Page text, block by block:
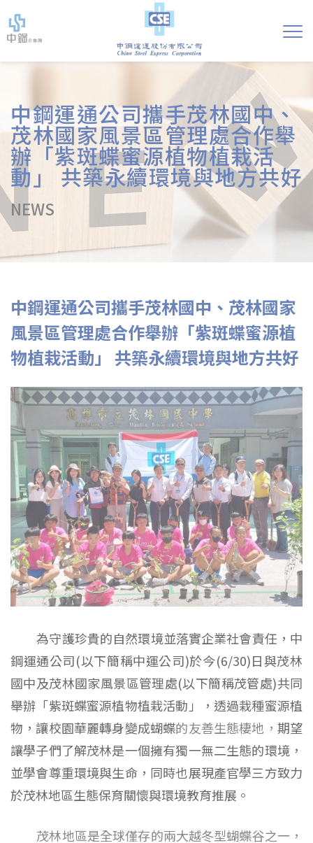
中鋼運通公司攜手茂林國中、
茂林國家風景區管理處合作舉
辦「紫斑蝶蜜源植物植栽活
動」 共築永續環境與地方共好
NEWS
中鋼運通公司攜手茂林國中、茂林國家
風景區管理處合作舉辦「紫斑蝶蜜源植
物植栽活動」 共築永續環境與地方共好
為守護珍貴的自然環境並落實企業社會責任，中
鋼運通公司(以下簡稱中運公司)於今(6/30)日與茂林
國中及茂林國家風景區管理處(以下簡稱茂管處)共同
舉辦「紫斑蝶蜜源植物植栽活動」，透過栽種蜜源植
物，讓校園華麗轉身變成蝴蝶的友善生態棲地， 期望
讓學子們了解茂林是一個擁有獨一無二生態的環境，
並學會尊重環境與生命，同時也展現產官學三方致力
於茂林地區生態保育關懷與環境教育推展。
茂林地區是全球僅存的兩大越冬型蝴蝶谷之一，